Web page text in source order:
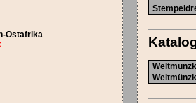
Ostafrika